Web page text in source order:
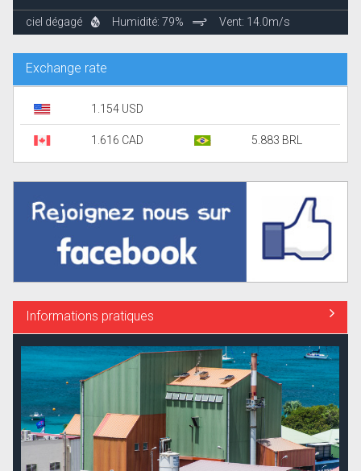
ciel dégagé Humidité: 79% Vent: 14.0m/s
Exchange rate
1.154 USD
1.616 CAD 5.883 BRL
Informations pratiques